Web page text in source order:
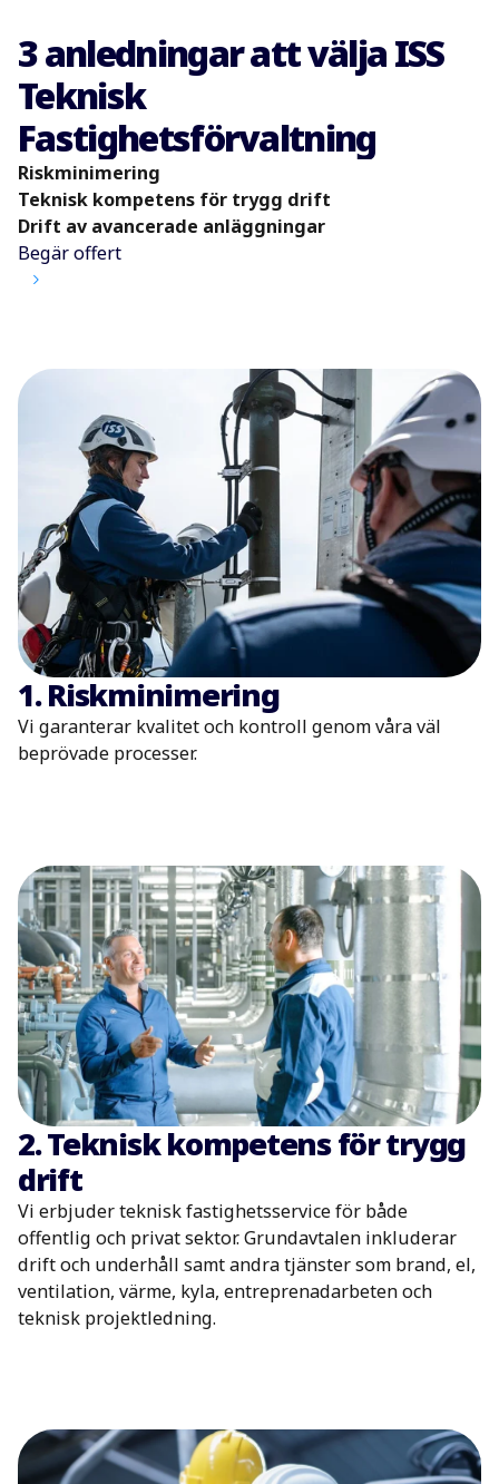
3 anledningar att välja ISS
Teknisk
Fastighetsförvaltning
Riskminimering
Teknisk kompetens för trygg drift
Drift av avancerade anläggningar
Begär offert
1. Riskminimering
Vi garanterar kvalitet och kontroll genom våra väl
beprövade processer.
2. Teknisk kompetens för trygg
drift
Vi erbjuder teknisk fastighetsservice för både
offentlig och privat sektor. Grundavtalen inkluderar
drift och underhåll samt andra tjänster som brand, el,
ventilation, värme, kyla, entreprenadarbeten och
teknisk projektledning.